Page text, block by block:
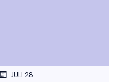
JULI 28